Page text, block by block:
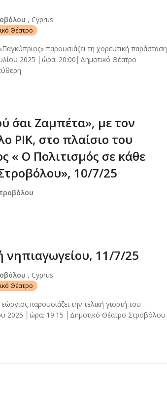
, Cyprus
Θέατρο
παρουσιάζει τη χορευτική παράσταση
2025 │ώρα: 20:00│Δημοτικό Θέατρο
΄σαι Ζαμπέτα», με τον
ΡΙΚ, στο πλαίσιο του
« Ο Πολιτισμός σε κάθε
10/7/25
νηπιαγωγείου, 11/7/25
, Cyprus
Θέατρο
παρουσιάζει την τελική γιορτή του
2025 │ώρα: 19:15 │Δημοτικό Θέατρο Στροβόλου